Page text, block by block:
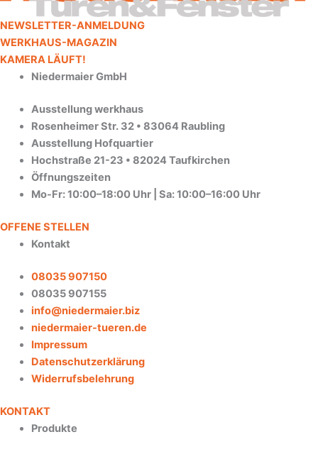
NEWSLETTER-ANMELDUNG
WERKHAUS-MAGAZIN
KAMERA LÄUFT!
Niedermaier GmbH
Ausstellung werkhaus
Rosenheimer Str. 32 • 83064 Raubling
Ausstellung Hofquartier
Hochstraße 21-23 • 82024 Taufkirchen
Öffnungszeiten
Mo-Fr: 10:00–18:00 Uhr | Sa: 10:00–16:00 Uhr
OFFENE STELLEN
Kontakt
08035 907150
08035 907155
info@niedermaier.biz
niedermaier-tueren.de
Impressum
Datenschutzerklärung
Widerrufsbelehrung
KONTAKT
Produkte